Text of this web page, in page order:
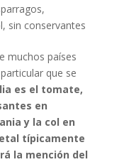
,
, sin conservantes
muchos países
que se
es el tomate,
en
y la col en
típicamente
la mención del